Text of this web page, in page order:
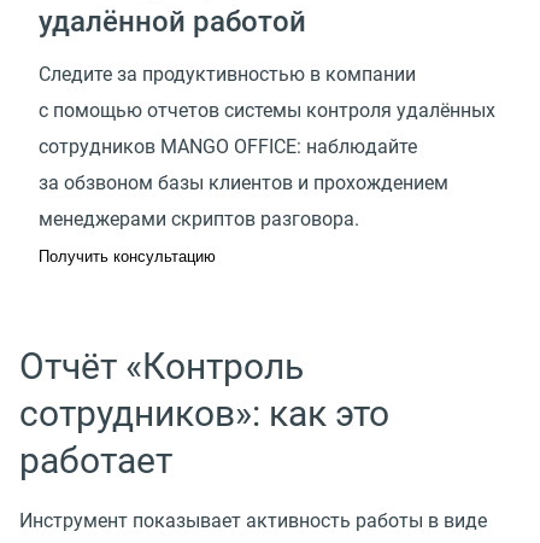
удалённой работой
Следите за продуктивностью в компании
с помощью отчетов системы контроля удалённых
сотрудников MANGO OFFICE: наблюдайте
за обзвоном базы клиентов и прохождением
менеджерами скриптов разговора.
Получить консультацию
Отчёт «Контроль
сотрудников»: как это
работает
Инструмент показывает активность работы в виде